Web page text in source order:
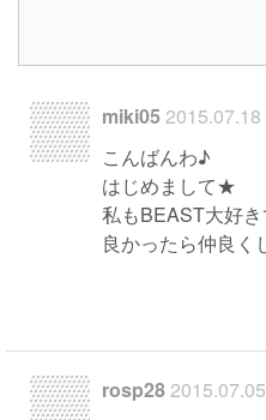
miki05 2015.07.18
こんばんわ♪
はじめまして★
私もBEAST大好
良かったら仲良く
rosp282015.07.05